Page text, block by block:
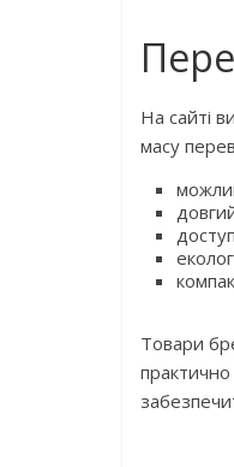
На сайті
масу
Товари
практично